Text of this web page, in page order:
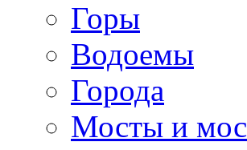
Горы
Водоемы
Города
Мосты и